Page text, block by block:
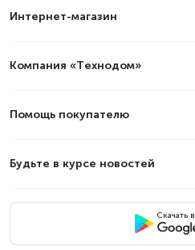
Интернет-магазин
Компания «Технодом»
Помощь покупателю
Будьте в курсе новостей
Скачать в